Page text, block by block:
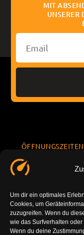
Um dir ein optimales
Cookies, um
zuzugreifen. Wenn du
wie das Surfverhalten
Wenn du deine
MIT
UNSERER
ÖFFNUNGSZEITEN
Sa. 10.00 -
14.00
So.